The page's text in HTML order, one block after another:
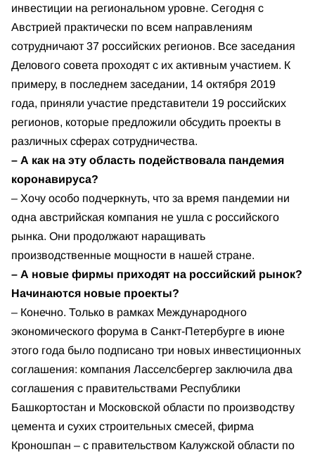
инвестиции на региональном уровне. Сегодня с
Австрией практически по всем направлениям
сотрудничают 37 российских регионов. Все заседания
Делового совета проходят с их активным участием. К
примеру, в последнем заседании, 14 октября 2019
года, приняли участие представители 19 российских
регионов, которые предложили обсудить проекты в
различных сферах сотрудничества.
– А как на эту область подействовала пандемия
коронавируса?
– Хочу особо подчеркнуть, что за время пандемии ни
одна австрийская компания не ушла с российского
рынка. Они продолжают наращивать
производственные мощности в нашей стране.
– А новые фирмы приходят на российский рынок?
Начинаются новые проекты?
– Конечно. Только в рамках Международного
экономического форума в Санкт-Петербурге в июне
этого года было подписано три новых инвестиционных
соглашения: компания Ласселсбергер заключила два
соглашения с правительствами Республики
Башкортостан и Московской области по производству
цемента и сухих строительных смесей, фирма
Кроношпан – с правительством Калужской области по